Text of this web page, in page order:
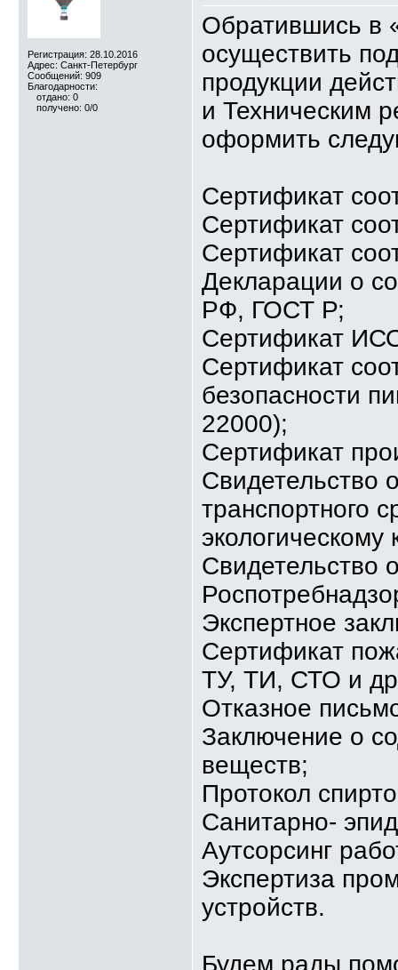
Регистрация: 28.10.2016
Адрес: Санкт-Петербург
Сообщений: 909
Благодарности:
отдано: 0
получено: 0/0
Обратившись в
осуществить
продукции
и Техническим
оформить
Сертификат
Сертификат
Сертификат
Декларации о
РФ, ГОСТ Р;
Сертификат
Сертификат
безопасности
22000);
Сертификат
Свидетельство
транспортного
экологическому
Свидетельство
Экспертное
Сертификат
ТУ, ТИ, СТО и
Отказное
Заключение о
веществ;
Протокол
Санитарно-
Аутсорсинг
Экспертиза
устройств.
Будем рады